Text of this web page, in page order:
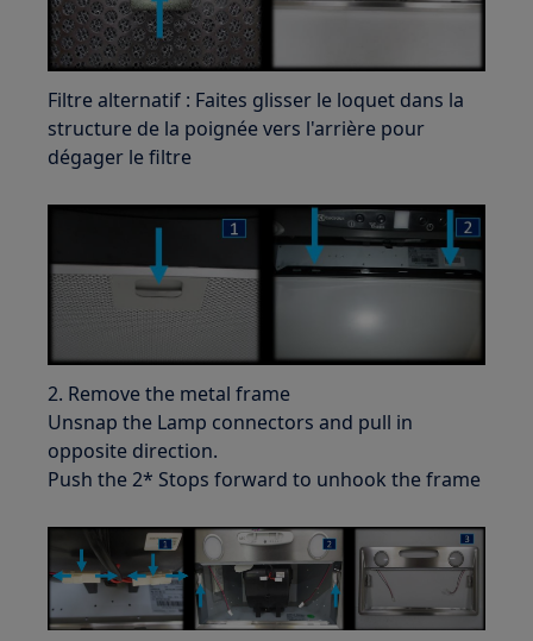
Filtre alternatif : Faites glisser le loquet dans la
structure de la poignée vers l'arrière pour
dégager le filtre
2. Remove the metal frame
Unsnap the Lamp connectors and pull in
opposite direction.
Push the 2* Stops forward to unhook the frame